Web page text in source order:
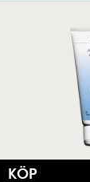
KÖP